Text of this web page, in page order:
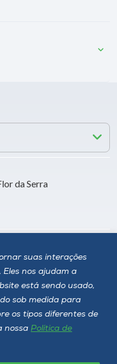
suas interações
Eles nos ajudam a
está sendo usado,
sob medida para
os tipos diferentes de
nossa Política de
da Serra